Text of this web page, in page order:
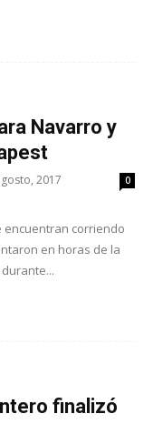
Navarro y
2017 0
encuentran corriendo
en horas de la
finalizó